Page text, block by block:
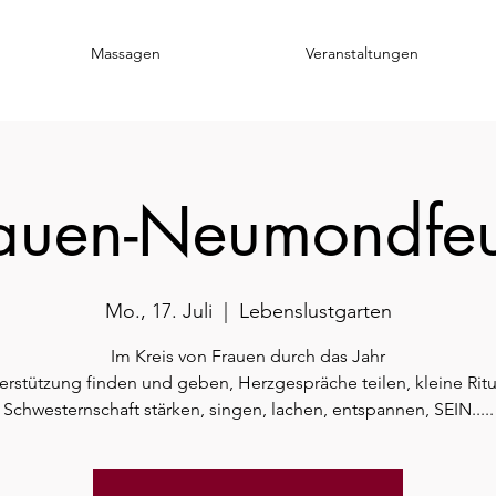
Massagen Veranstaltungen
Mo., 17. Juli Lebenslustgarten
Im Kreis von Frauen durch das Jahr
finden und geben, Herzgespräche teilen, kleine
Schwesternschaft stärken, singen, lachen, entspannen, SEIN.....